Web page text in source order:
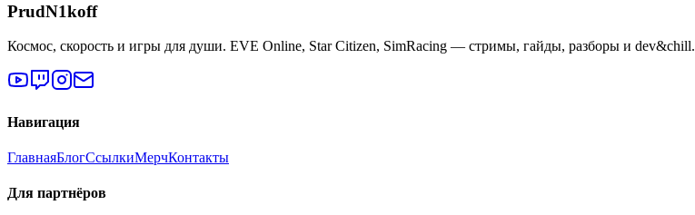
PrudN1koff
Космос, скорость и игры для души. EVE Online, Star Citizen, SimRacing — стримы, гайды, разборы и dev&chill.
Навигация
ГлавнаяБлогСсылкиМерчКонтакты
Для партнёров